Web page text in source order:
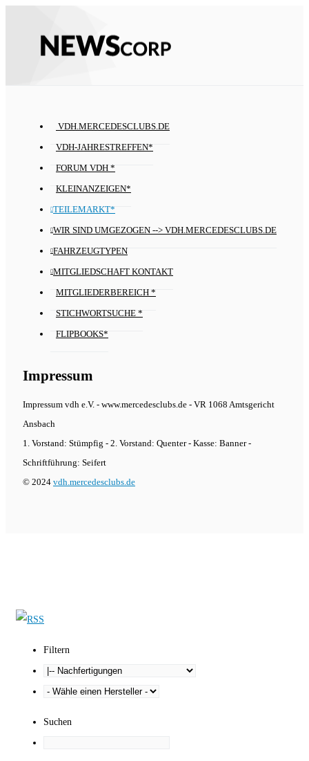
VDH.MERCEDESCLUBS.DE
VDH-JAHRESTREFFEN*
FORUM VDH *
KLEINANZEIGEN*
TEILEMARKT*
WIR SIND UMGEZOGEN --> VDH.MERCEDESCLUBS.DE
FAHRZEUGTYPEN
MITGLIEDSCHAFT KONTAKT
MITGLIEDERBEREICH *
STICHWORTSUCHE *
FLIPBOOKS*
Impressum
Impressum vdh e.V. - www.mercedesclubs.de - VR 1068 Amtsgericht
Ansbach
1. Vorstand: Stümpfig - 2. Vorstand: Quenter - Kasse: Banner -
Schriftführung: Seifert
© 2024 vdh.mercedesclubs.de
Filtern
Suchen